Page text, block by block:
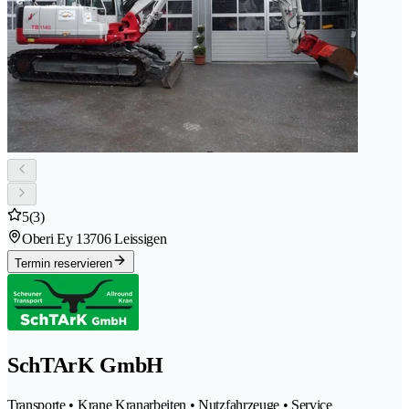
5(3)
Oberi Ey 13706 Leissigen
Termin reservieren
SchTArK GmbH
Transporte • Krane Kranarbeiten • Nutzfahrzeuge • Service